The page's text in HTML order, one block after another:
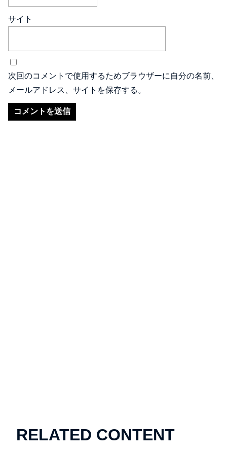
サイト
次回のコメントで使用するためブラウザーに自分の名前、
メールアドレス、サイトを保存する。
RELATED CONTENT